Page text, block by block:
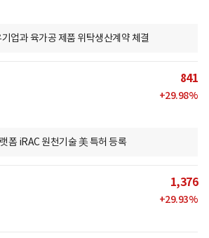
업과 육가공 제품 위탁생산계약 체결
841
+29.98%
폼 iRAC 원천기술 美 특허 등록
1,376
+29.93%